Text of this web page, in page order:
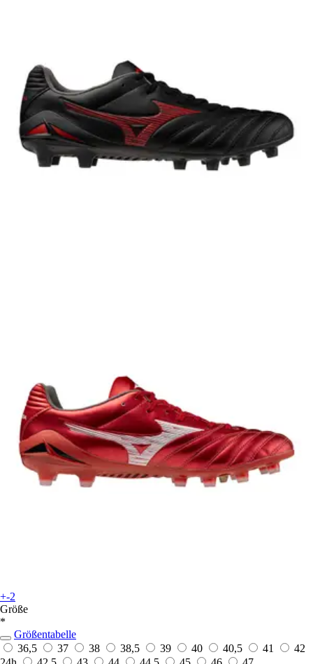
+-2
Größe
*
Größentabelle
36,5
37 38 38,5 39 40 40,5 41
42